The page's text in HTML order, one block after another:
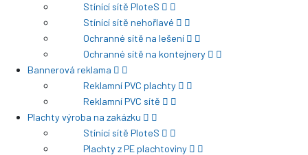
Stínící sítě PloteS
Stínící sítě nehořlavé
Ochranné sítě na lešení
Ochranné sítě na kontejnery
Bannerová reklama
Reklamní PVC plachty
Reklamní PVC sítě
Plachty výroba na zakázku
Stínící sítě PloteS
Plachty z PE plachtoviny